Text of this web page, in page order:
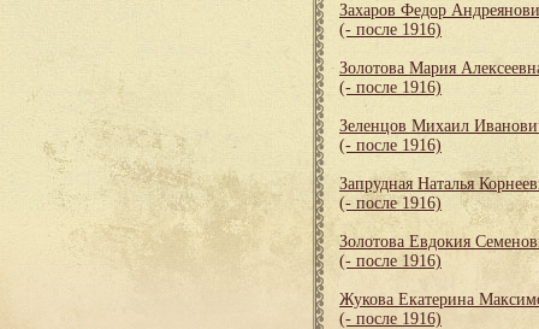
Захаров Федор
(- после 1916)
Золотова Мария
(- после 1916)
Зеленцов Михаил
(- после 1916)
Запрудная Наталья
(- после 1916)
Золотова Евдокия
(- после 1916)
Жукова Екатерина
(- после 1916)